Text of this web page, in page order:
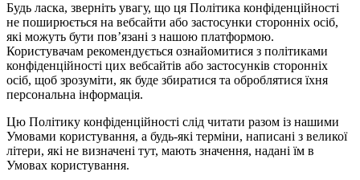
Будь ласка, зверніть увагу, що ця Політика конфіденційності
не поширюється на вебсайти або застосунки сторонніх осіб,
які можуть бути пов’язані з нашою платформою.
Користувачам рекомендується ознайомитися з політиками
конфіденційності цих вебсайтів або застосунків сторонніх
осіб, щоб зрозуміти, як буде збиратися та оброблятися їхня
персональна інформація.
Цю Політику конфіденційності слід читати разом із нашими
Умовами користування, а будь-які терміни, написані з великої
літери, які не визначені тут, мають значення, надані їм в
Умовах користування.